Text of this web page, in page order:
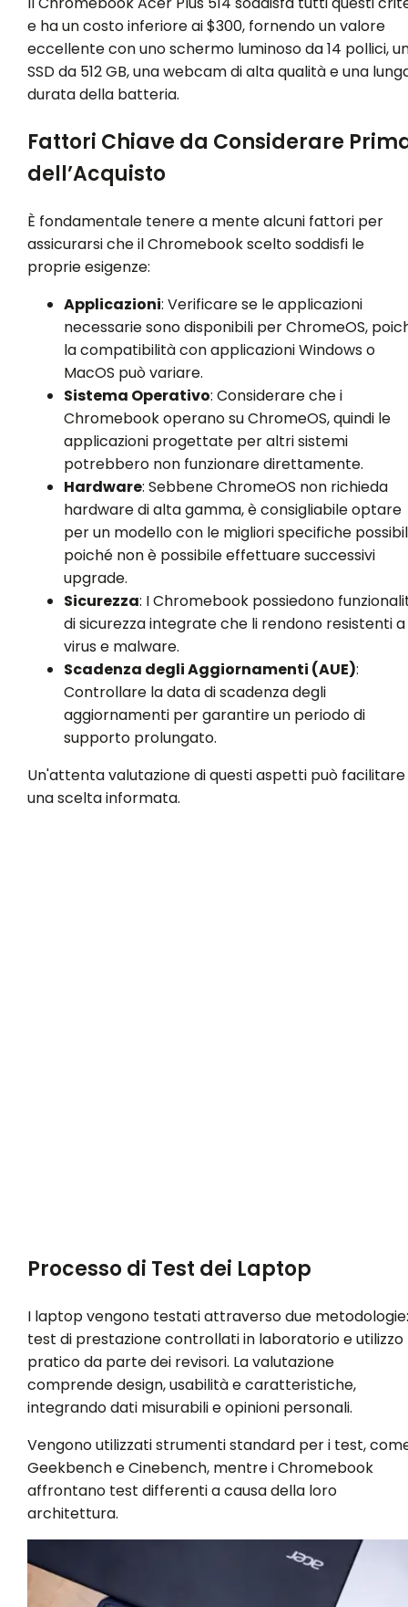
e ha un costo inferiore ai $300, fornendo un valore
eccellente con uno schermo luminoso da 14 pollici,
SSD da 512 GB, una webcam di alta qualità e una
durata della batteria.
Fattori Chiave da Considerare
dell’Acquisto
È fondamentale tenere a mente alcuni fattori per
assicurarsi che il Chromebook scelto soddisfi le
proprie esigenze:
Applicazioni: Verificare se le applicazioni
necessarie sono disponibili per ChromeOS,
la compatibilità con applicazioni Windows o
MacOS può variare.
Sistema Operativo: Considerare che i
Chromebook operano su ChromeOS, quindi le
applicazioni progettate per altri sistemi
potrebbero non funzionare direttamente.
Hardware: Sebbene ChromeOS non richieda
hardware di alta gamma, è consigliabile optare
per un modello con le migliori specifiche
poiché non è possibile effettuare successivi
upgrade.
Sicurezza: I Chromebook possiedono
di sicurezza integrate che li rendono resistenti a
virus e malware.
Scadenza degli Aggiornamenti (AUE):
Controllare la data di scadenza degli
aggiornamenti per garantire un periodo di
supporto prolungato.
Un'attenta valutazione di questi aspetti può facilitare
una scelta informata.
Processo di Test dei Laptop
I laptop vengono testati attraverso due metodologie:
test di prestazione controllati in laboratorio e utilizzo
pratico da parte dei revisori. La valutazione
comprende design, usabilità e caratteristiche,
integrando dati misurabili e opinioni personali.
Vengono utilizzati strumenti standard per i test,
Geekbench e Cinebench, mentre i Chromebook
affrontano test differenti a causa della loro
architettura.